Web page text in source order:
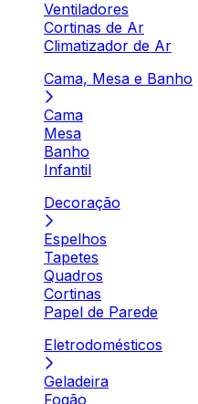
Ventiladores
Cortinas de Ar
Climatizador de Ar
Cama, Mesa e Banho
Cama
Mesa
Banho
Infantil
Decoração
Espelhos
Tapetes
Quadros
Cortinas
Papel de Parede
Eletrodomésticos
Geladeira
Fogão